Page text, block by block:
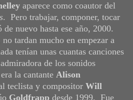
aparece como coautor del
. Pero trabajar, componer, tocar
nuevo hasta ese año, 2000.
tardan mucho en empezar a
tenían unas cuantas canciones
de los sonidos
era la cantante Alison
teclista y compositor Will
Goldfrapp desde 1999. Fue